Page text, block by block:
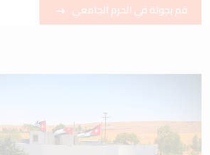
قم بجولة في الحرم الجامعي